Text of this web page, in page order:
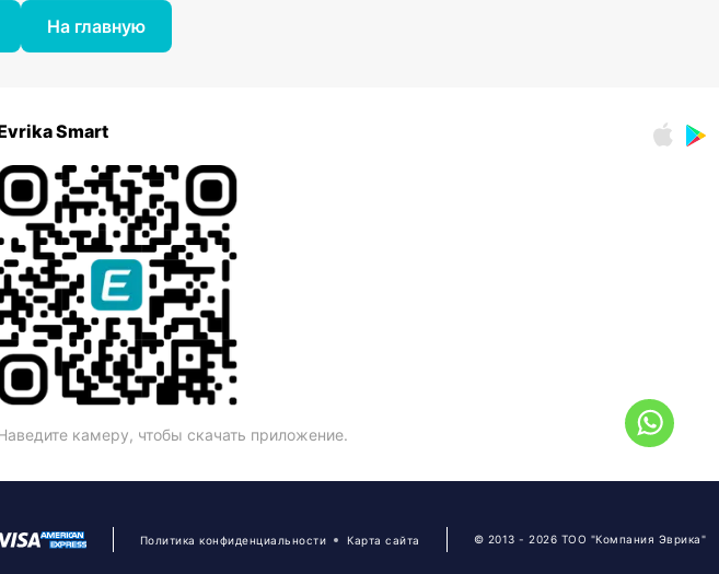
На главную
Smart
камеру, чтобы скачать приложение.
Политика конфиденциальности Карта сайта © 2013 - 2026 ТОО "Компания Эврика"